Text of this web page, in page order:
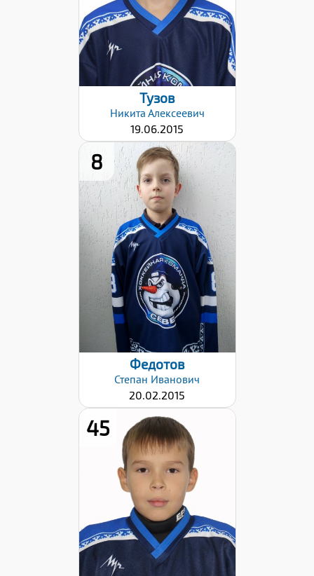
Тузов
Никита Алексеевич
19.06.2015
8
Дата заявки:
06.11.2023
Федотов
Степан Иванович
20.02.2015
45
Дата заявки:
06.11.2023